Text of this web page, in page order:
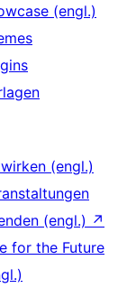
(engl.)
(engl.)
(engl.) ↗
for the Future